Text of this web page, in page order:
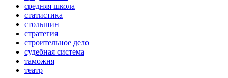
средняя школа
статистика
столыпин
стратегия
строительное дело
судебная система
таможня
театр